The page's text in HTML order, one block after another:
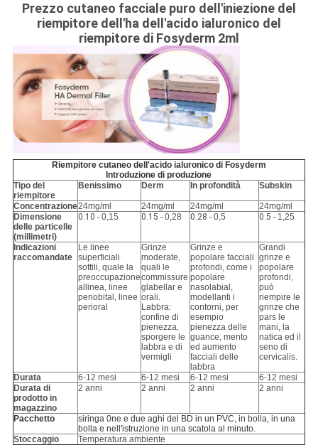
Prezzo cutaneo facciale puro dell'iniezione del
riempitore dell'ha dell'acido ialuronico del
riempitore di Fosyderm 2ml
Riempitore cutaneo dell'acido ialuronico di Fosyderm
Introduzione di produzione
Tipo del
riempitore
Benissimo Derm In profondità Subskin
Concentrazione24mg/ml 24mg/ml 24mg/ml
24mg/ml
Dimensione
delle particelle
(millimetri)
0.10 - 0,15 0.15 - 0,28 0.28 - 0,5 0.5 - 1,25
Indicazioni
raccomandate
Le linee
superficiali
sottili, quale la
preoccupazione
allinea, linee
periobital, linee
perioral
Grinze
moderate,
quali le
commissure
glabellar e
orali.
Labbra:
confine di
pienezza,
sporgere le
labbra e di
vermigli
Grinze e
popolare facciali
profondi, come i
popolare
nasolabial,
modellanti i
contorni, per
esempio
pienezza delle
guance, mento
ed aumento
facciali delle
labbra
Grandi
grinze e
popolare
profondi,
può
riempire le
grinze che
pars le
mani, la
natica ed il
seno di
cervicalis.
Durata 6-12 mesi 6-12 mesi 6-12 mesi
6-12 mesi
Durata di
prodotto in
magazzino
2 anni 2 anni 2 anni 2 anni
Pacchetto
siringa 0ne e due aghi del BD in un PVC, in bolla, in una
bolla e nell'istruzione in una scatola al minuto.
Stoccaggio
Temperatura ambiente